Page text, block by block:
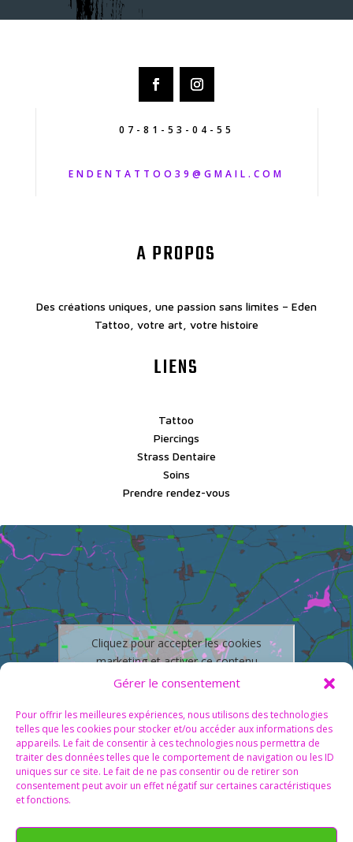
Gérer le consentement
Pour offrir les meilleures expériences, nous utilisons des technologies
telles que les cookies pour stocker et/ou accéder aux informations des
appareils. Le fait de consentir à ces technologies nous permettra de
traiter des données telles que le comportement de navigation ou les ID
uniques sur ce site. Le fait de ne pas consentir ou de retirer son
consentement peut avoir un effet négatif sur certaines caractéristiques
et fonctions.
07-81-53-04-55
ENDENTATTOO39@GMAIL.COM
A PROPOS
Des créations uniques, une passion sans limites – Eden
Tattoo, votre art, votre histoire
LIENS
Tattoo
Piercings
Strass Dentaire
Soins
Prendre rendez-vous
Cliquez pour accepter les cookies
marketing et activer ce contenu